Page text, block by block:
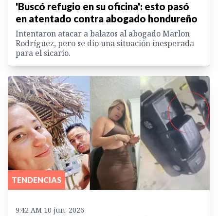
'Buscó refugio en su oficina': esto pasó
en atentado contra abogado hondureño
Intentaron atacar a balazos al abogado Marlon
Rodríguez, pero se dio una situación inesperada
para el sicario.
TENDENCIAS
9:42 AM 10 jun. 2026